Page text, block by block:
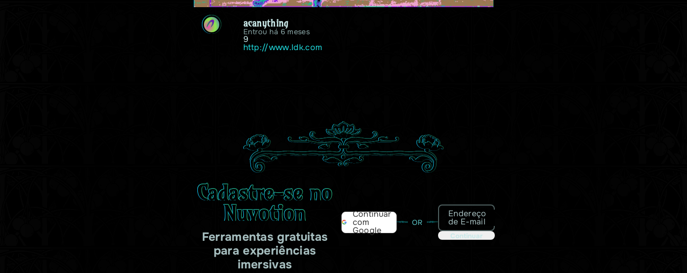
A acanything
Entrou há 6 meses
9
http://www.Idk.com
Cadastre-se no
Nuvotion
Ferramentas gratuitas
para experiências
imersivas
Continuar
com
Google
OR
Endereço
de E-mail
Continuar